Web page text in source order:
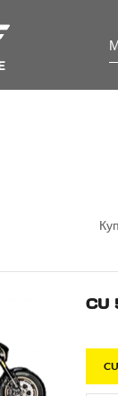
CU